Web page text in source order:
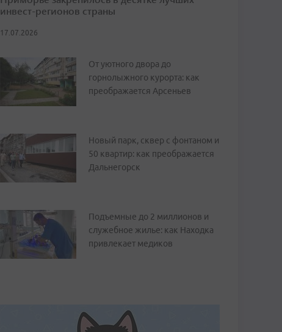
инвест-регионов страны
17.07.2026
От уютного двора до
горнолыжного курорта: как
преображается Арсеньев
Новый парк, сквер с фонтаном и
50 квартир: как преображается
Дальнегорск
Подъемные до 2 миллионов и
служебное жилье: как Находка
привлекает медиков